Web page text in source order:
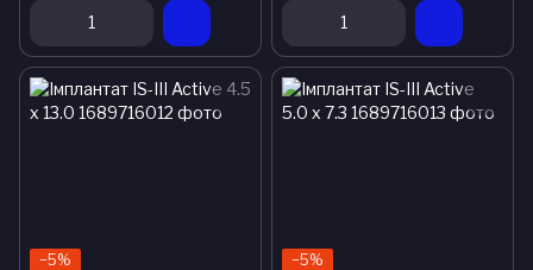
−5%
−5%